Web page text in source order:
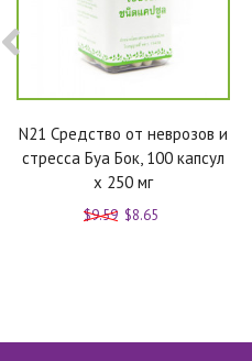
N21 Средство от неврозов и
стресса Буа Бок, 100 капсул
x 250 мг
$9.59 $8.65